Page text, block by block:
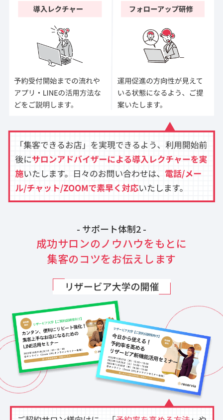
- サポート体制2 -
成功サロンのノウハウをもとに
集客のコツをお伝えします